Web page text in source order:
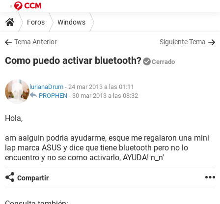
Foros Windows
Tema Anterior Siguiente Tema
Como puedo activar bluetooth? Cerrado
lurianaDrum - 24 mar 2013 a las 01:11
PROPHEN - 30 mar 2013 a las 08:32
Hola,
am aalguin podria ayudarme, esque me regalaron una mini
lap marca ASUS y dice que tiene bluetooth pero no lo
encuentro y no se como activarlo, AYUDA! n_n'
Compartir